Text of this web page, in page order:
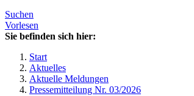
Suchen
Vorlesen
Sie befinden sich hier:
Start
Aktuelles
Aktuelle Meldungen
Pressemitteilung Nr. 03/2026